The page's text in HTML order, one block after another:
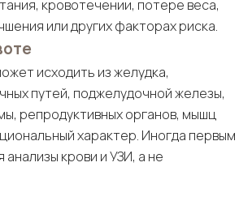
кровотечении, потере веса,
или других факторах риска.
исходить из желудка,
путей, поджелудочной железы,
репродуктивных органов, мышц
характер. Иногда первым
крови и УЗИ, а не